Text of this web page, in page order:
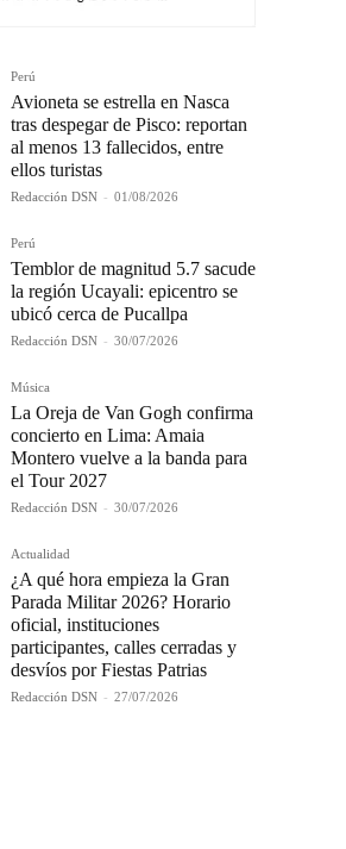
Perú
Avioneta se estrella en Nasca
tras despegar de Pisco: reportan
al menos 13 fallecidos, entre
ellos turistas
Redacción DSN - 01/08/2026
Perú
Temblor de magnitud 5.7 sacude
la región Ucayali: epicentro se
ubicó cerca de Pucallpa
Redacción DSN - 30/07/2026
Música
La Oreja de Van Gogh confirma
concierto en Lima: Amaia
Montero vuelve a la banda para
el Tour 2027
Redacción DSN - 30/07/2026
Actualidad
¿A qué hora empieza la Gran
Parada Militar 2026? Horario
oficial, instituciones
participantes, calles cerradas y
desvíos por Fiestas Patrias
Redacción DSN - 27/07/2026